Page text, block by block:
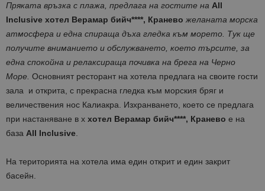
Пряката връзка с плажа, предлага на гостите на All
Inclusive хотел Верамар бийч****, Кранево желаната морска
атмосфера и една спираща дъха гледка към морето. Тук ще
получите вниманието и обслужването, което търсите, за
една спокойна и релаксираща почивка на брега на Черно
Море. Основният ресторант на хотела предлага на своите гости
зала и открита, с прекрасна гледка към морския бряг и
величествения нос Калиакра. Изхранването, което се предлага
при настаняване в х хотел Верамар бийч****, Кранево е на
база All Inclusive.
На територията на хотела има един открит и един закрит
басейн.